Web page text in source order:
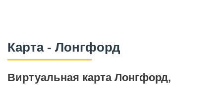
Карта - Лонгфорд
Виртуальная карта Лонгфорд,